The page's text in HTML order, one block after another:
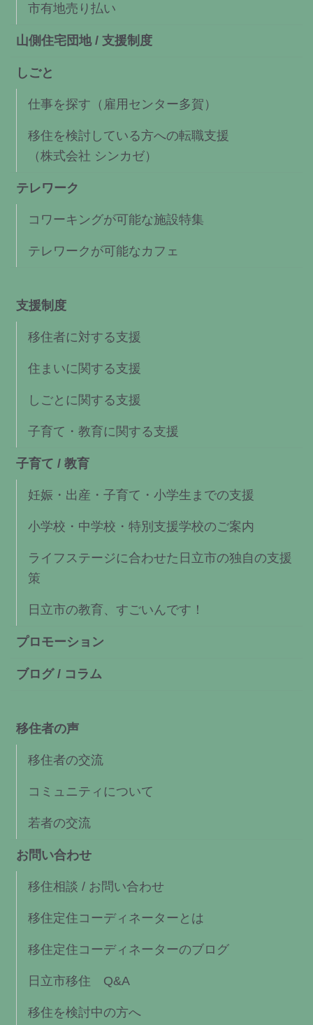
市有地売り払い
山側住宅団地 / 支援制度
しごと
仕事を探す（雇用センター多賀）
移住を検討している方への転職支援
（株式会社 シンカゼ）
テレワーク
コワーキングが可能な施設特集
テレワークが可能なカフェ
支援制度
移住者に対する支援
住まいに関する支援
しごとに関する支援
子育て・教育に関する支援
子育て / 教育
妊娠・出産・子育て・小学生までの支援
小学校・中学校・特別支援学校のご案内
ライフステージに合わせた日立市の独自の支援
策
日立市の教育、すごいんです！
プロモーション
ブログ / コラム
移住者の声
移住者の交流
コミュニティについて
若者の交流
お問い合わせ
移住相談 / お問い合わせ
移住定住コーディネーターとは
移住定住コーディネーターのブログ
日立市移住 Q&A
移住を検討中の方へ